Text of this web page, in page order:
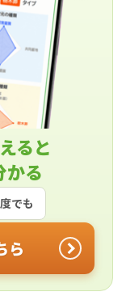
ると
かる
でも
ら